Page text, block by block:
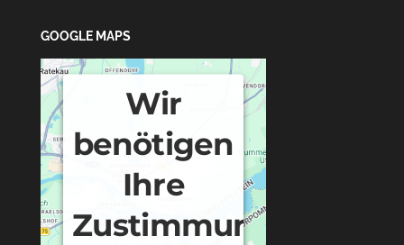
GOOGLE MAPS
Wir
benötigen
Ihre
Zustimmung,